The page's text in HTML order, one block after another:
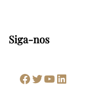
Siga-nos
Facebook Twitter Youtube LinkedIn